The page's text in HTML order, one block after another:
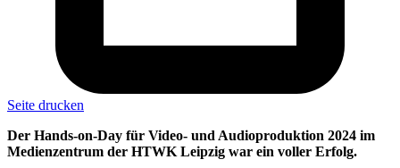
Seite drucken
Der Hands-on-Day für Video- und Audioproduktion 2024 im
Medienzentrum der HTWK Leipzig war ein voller Erfolg.